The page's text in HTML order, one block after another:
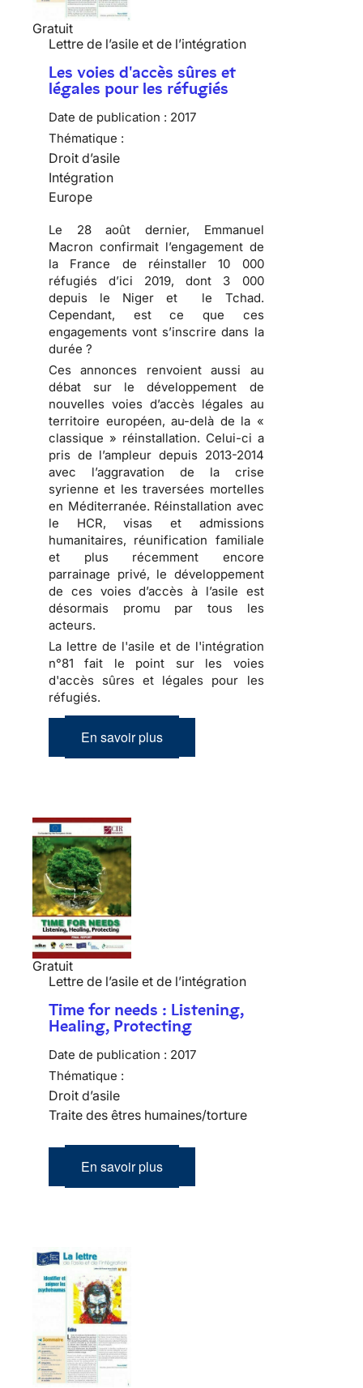
Gratuit
Lettre de l’asile et de l’intégration
Les voies d'accès sûres et
légales pour les réfugiés
Date de publication : 2017
Thématique :
Droit d’asile
Intégration
Europe
Le 28 août dernier, Emmanuel
Macron confirmait l’engagement de
la France de réinstaller 10 000
réfugiés d’ici 2019, dont 3 000
depuis le Niger et le Tchad.
Cependant, est ce que ces
engagements vont s’inscrire dans la
durée ?
Ces annonces renvoient aussi au
débat sur le développement de
nouvelles voies d’accès légales au
territoire européen, au-delà de la «
classique » réinstallation. Celui-ci a
pris de l’ampleur depuis 2013-2014
avec l’aggravation de la crise
syrienne et les traversées mortelles
en Méditerranée. Réinstallation avec
le HCR, visas et admissions
humanitaires, réunification familiale
et plus récemment encore
parrainage privé, le développement
de ces voies d’accès à l’asile est
désormais promu par tous les
acteurs.
La lettre de l'asile et de l'intégration
n°81 fait le point sur les voies
d'accès sûres et légales pour les
réfugiés.
En savoir plus
Gratuit
Lettre de l’asile et de l’intégration
Time for needs : Listening,
Healing, Protecting
Date de publication : 2017
Thématique :
Droit d’asile
Traite des êtres humaines/torture
En savoir plus